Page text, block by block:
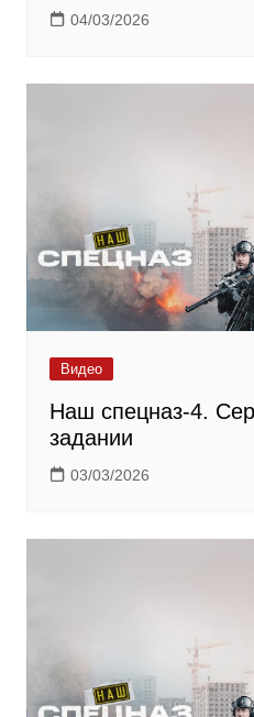
04/03/2026
Видео
Наш спецназ-4.
задании
03/03/2026